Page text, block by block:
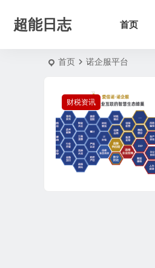
超能日志 首页
首页 诺企服平台
财税资讯